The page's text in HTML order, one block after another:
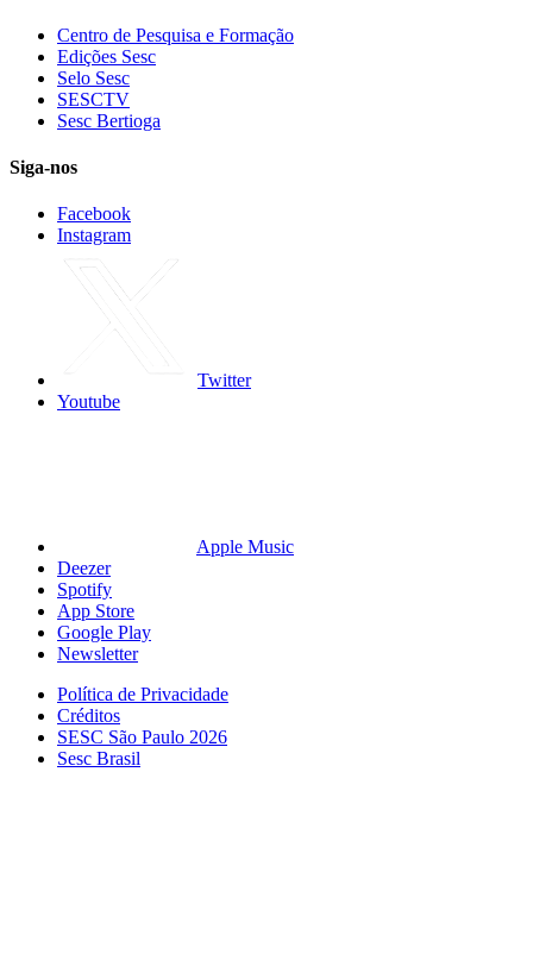
Centro de Pesquisa e Formação
Edições Sesc
Selo Sesc
SESCTV
Sesc Bertioga
Siga-nos
Facebook
Instagram
Twitter
Youtube
Apple Music
Deezer
Spotify
App Store
Google Play
Newsletter
Política de Privacidade
Créditos
SESC São Paulo 2026
Sesc Brasil